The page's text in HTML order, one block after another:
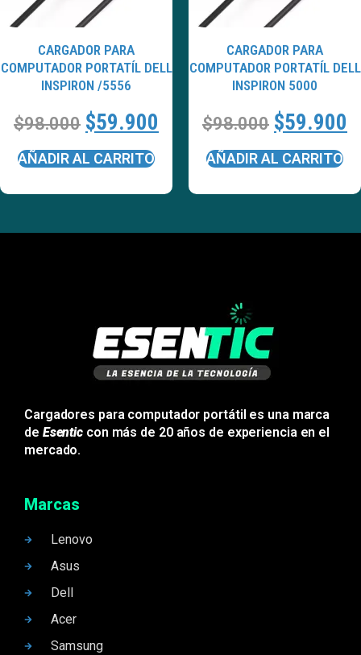
CARGADOR PARA
COMPUTADOR PORTATÍL DELL
INSPIRON /5556
$98.000 $59.900
AÑADIR AL CARRITO
CARGADOR PARA
COMPUTADOR PORTATÍL DELL
INSPIRON 5000
$98.000 $59.900
AÑADIR AL CARRITO
Cargadores para computador portátil es una marca
de Esentic con más de 20 años de experiencia en el
mercado.
Marcas
Lenovo
Asus
Dell
Acer
Samsung